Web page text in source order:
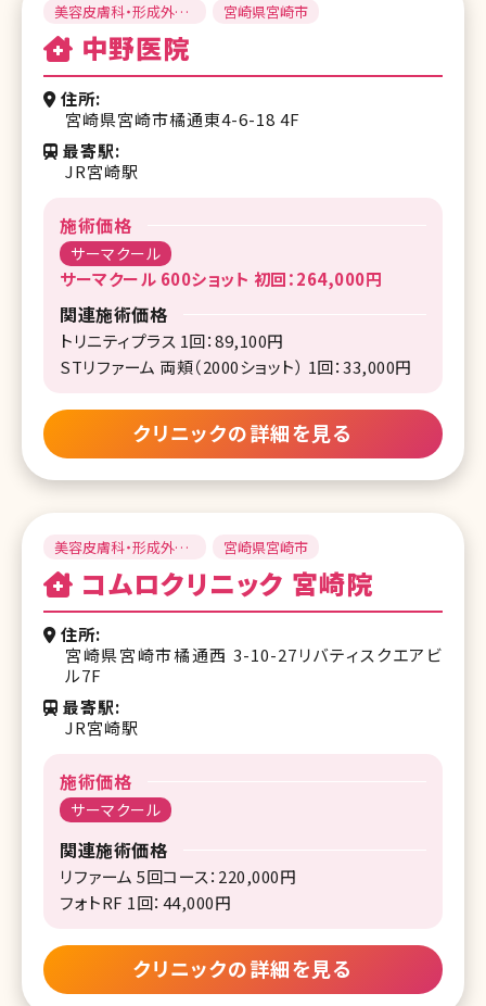
美容皮膚科・形成外
科・美容外科
宮崎県宮崎市
中野医院
住所
宮崎県宮崎市橘通東4-6-18 4F
最寄駅
JR宮崎駅
施術価格
サーマクール
サーマクール 600ショット 初回：264,000円
関連施術価格
トリニティプラス 1回：89,100円
STリファーム 両頬（2000ショット） 1回：33,000円
クリニックの詳細を見る
美容皮膚科・形成外
科・美容外科
宮崎県宮崎市
コムロクリニック 宮崎院
住所
宮崎県宮崎市橘通西 3-10-27リバティスクエアビ
ル7F
最寄駅
JR宮崎駅
施術価格
サーマクール
関連施術価格
リファーム 5回コース：220,000円
フォトRF 1回：44,000円
クリニックの詳細を見る